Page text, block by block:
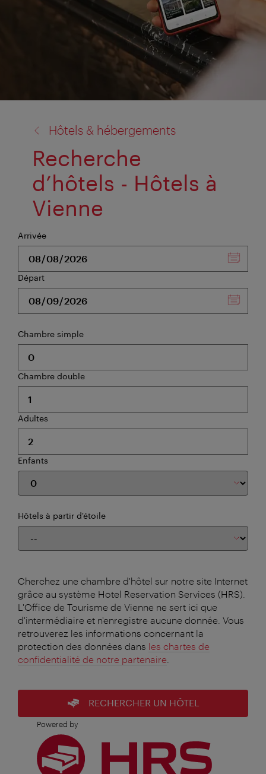
Hôtels & hébergements
Recherche
d’hôtels - Hôtels à
Vienne
Arrivée
Départ
Chambre simple
Chambre double
Adultes
Enfants
Hôtels à partir d'étoile
Cherchez une chambre d'hôtel sur notre site Internet
grâce au système Hotel Reservation Services (HRS).
L'Office de Tourisme de Vienne ne sert ici que
d'intermédiaire et n'enregistre aucune donnée. Vous
retrouverez les informations concernant la
protection des données dans les chartes de
confidentialité de notre partenaire
RECHERCHER UN HÔTEL
Powered by